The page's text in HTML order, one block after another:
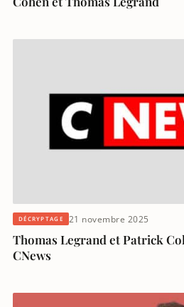
DÉCRYPTAGE 21 novembre 2025
Thomas Legrand et Patrick
CNews